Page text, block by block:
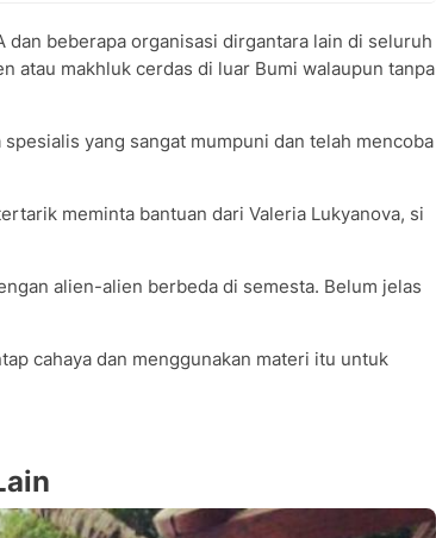
dan beberapa organisasi dirgantara lain di seluruh
atau makhluk cerdas di luar Bumi walaupun tanpa
yang sangat mumpuni dan telah mencoba
meminta bantuan dari Valeria Lukyanova, si
alien-alien berbeda di semesta. Belum jelas
cahaya dan menggunakan materi itu untuk